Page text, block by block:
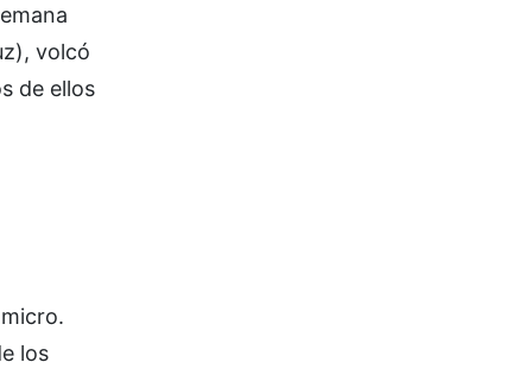
volcó
de ellos
los